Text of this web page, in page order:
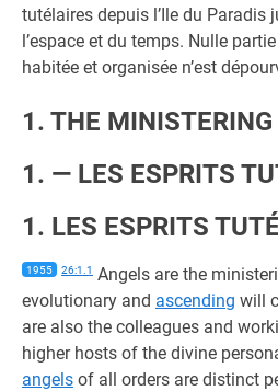
tutélaires depuis l’Ile du Paradis
l’espace et du temps. Nulle
habitée et organisée n’est
1. THE
1. — LES ESPRITS
1. LES ESPRITS
1955 26:1.1 Angels are the
evolutionary and ascending will
are also the colleagues and
higher hosts of the divine
angels of all orders are distinct